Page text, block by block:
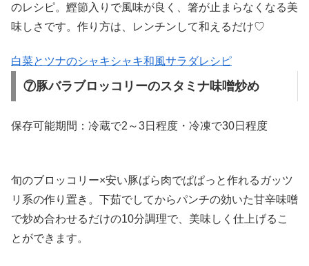
のレシピ。鰹節入りで風味が良く、箸が止まらなくなる美
味しさです。作り方は、レンチンして和えるだけ♡
白菜とツナのシャキシャキ和風サラダレシピ
⑦豚バラブロッコリーのスタミナ味噌炒め
保存可能期間：冷蔵で2～3日程度・冷凍で30日程度
旬のブロッコリー×安い豚ばら肉でぱぱっと作れるガッツ
リ系の作り置き。下茹でしてからパンチの効いた甘辛味噌
で炒め合わせるだけの10分調理で、美味しく仕上げるこ
とができます。